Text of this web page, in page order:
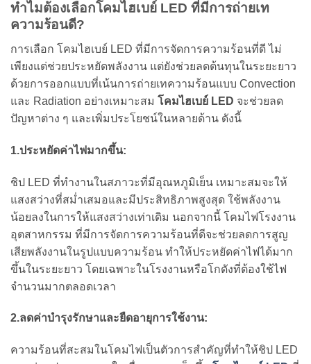
ทำไมต้องเลือกโคมไฮเบย์ LED ที่มีการถ่ายเท
ความร้อนดี?
การเลือก โคมไฮเบย์ LED ที่มีการจัดการความร้อนที่ดี ไม่
เพียงแต่ช่วยประหยัดพลังงาน แต่ยังช่วยลดต้นทุนในระยะยาว
ด้วยการออกแบบที่เน้นการถ่ายเทความร้อนแบบ Convection
และ Radiation อย่างเหมาะสม โคมไฮเบย์ LED จะช่วยลด
ปัญหาต่าง ๆ และเพิ่มประโยชน์ในหลายด้าน ดังนี้
1.ประหยัดค่าไฟมากขึ้น:
ชิป LED ที่ทำงานในสภาวะที่มีอุณหภูมิเย็น เหมาะสมจะให้
แสงสว่างที่สม่ำเสมอและมีประสิทธิภาพสูงสุด ใช้พลังงาน
น้อยลงในการให้แสงสว่างเท่าเดิม นอกจากนี้ โคมไฟโรงงาน
อุตสาหกรรม ที่มีการจัดการความร้อนที่ดีจะช่วยลดการสูญ
เสียพลังงานในรูปแบบความร้อน ทำให้ประหยัดค่าไฟได้มาก
ขึ้นในระยะยาว โดยเฉพาะในโรงงานหรือโกดังที่ต้องใช้ไฟ
จำนวนมากตลอดเวลา
2.ลดค่าบำรุงรักษาและยืดอายุการใช้งาน:
ความร้อนที่สะสมในโคมไฟเป็นตัวการสำคัญที่ทำให้ชิป LED